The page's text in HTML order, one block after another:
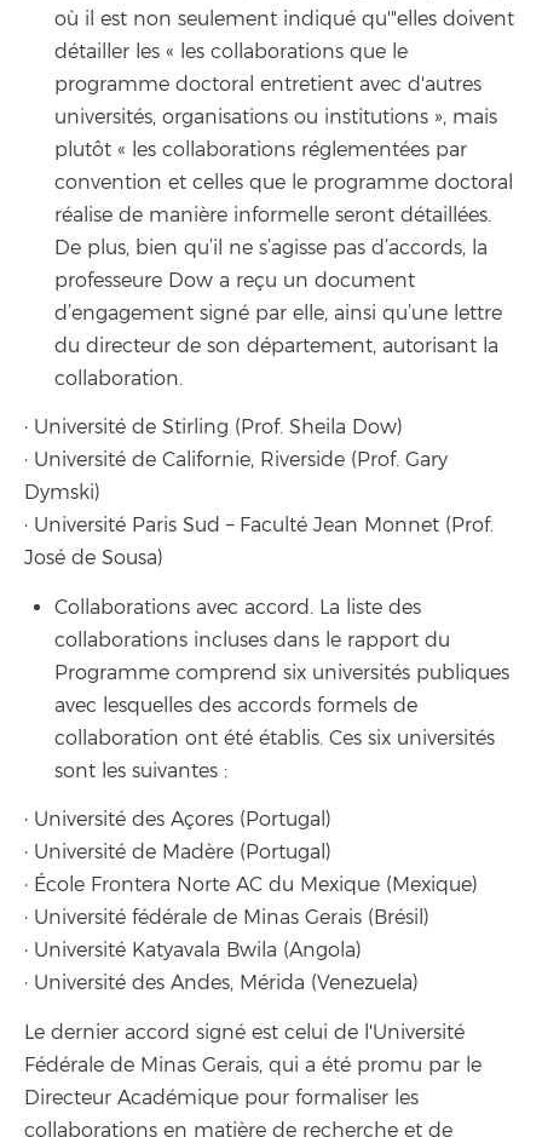
où il est non seulement indiqué qu'"elles doivent
détailler les « les collaborations que le
programme doctoral entretient avec d'autres
universités, organisations ou institutions », mais
plutôt « les collaborations réglementées par
convention et celles que le programme doctoral
réalise de manière informelle seront détaillées.
De plus, bien qu’il ne s’agisse pas d’accords, la
professeure Dow a reçu un document
d’engagement signé par elle, ainsi qu’une lettre
du directeur de son département, autorisant la
collaboration.
· Université de Stirling (Prof. Sheila Dow)
· Université de Californie, Riverside (Prof. Gary
Dymski)
· Université Paris Sud – Faculté Jean Monnet (Prof.
José de Sousa)
Collaborations avec accord. La liste des
collaborations incluses dans le rapport du
Programme comprend six universités publiques
avec lesquelles des accords formels de
collaboration ont été établis. Ces six universités
sont les suivantes :
· Université des Açores (Portugal)
· Université de Madère (Portugal)
· École Frontera Norte AC du Mexique (Mexique)
· Université fédérale de Minas Gerais (Brésil)
· Université Katyavala Bwila (Angola)
· Université des Andes, Mérida (Venezuela)
Le dernier accord signé est celui de l'Université
Fédérale de Minas Gerais, qui a été promu par le
Directeur Académique pour formaliser les
collaborations en matière de recherche et de